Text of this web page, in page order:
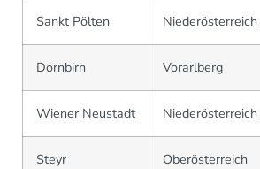
Sankt Pölten Niederösterreich
Dornbirn Vorarlberg
Wiener Neustadt Niederösterreich
Steyr Oberösterreich